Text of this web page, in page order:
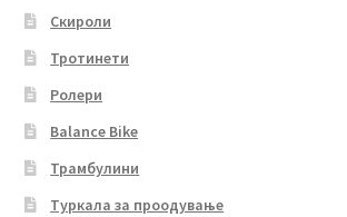
Скироли
Тротинети
Ролери
Balance Bike
Трамбулини
Туркала за проодување